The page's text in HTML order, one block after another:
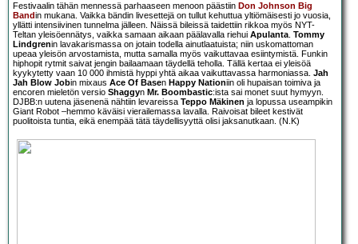
Festivaalin tähän mennessä parhaaseen menoon päästiin Don Johnson Big
Bandin mukana. Vaikka bändin livesettejä on tullut kehuttua yltiömäisesti jo vuosia,
yllätti intensiivinen tunnelma jälleen. Näissä bileissä taidettiin rikkoa myös NYT-
Teltan yleisöennätys, vaikka samaan aikaan päälavalla riehui Apulanta. Tommy
Lindgrenin lavakarismassa on jotain todella ainutlaatuista; niin uskomattoman
upeaa yleisön arvostamista, mutta samalla myös vaikuttavaa esiintymistä. Funkin
hiphopit rytmit saivat jengin bailaamaan täydellä teholla. Tällä kertaa ei yleisöä
kyykytetty vaan 10 000 ihmistä hyppi yhtä aikaa vaikuttavassa harmoniassa. Jah
Jah Blow Jobin mixaus Ace Of Basen Happy Nationiin oli hupaisan toimiva ja
encoren mieletön versio Shaggyn Mr. Boombastic:ista sai monet suut hymyyn.
DJBB:n uutena jäsenenä nähtiin levareissa Teppo Mäkinen ja lopussa useampikin
Giant Robot –hemmo käväisi vierailemassa lavalla. Raivoisat bileet kestivät
puolitoista tuntia, eikä enempää tätä täydellisyyttä olisi jaksanutkaan. (N.K)